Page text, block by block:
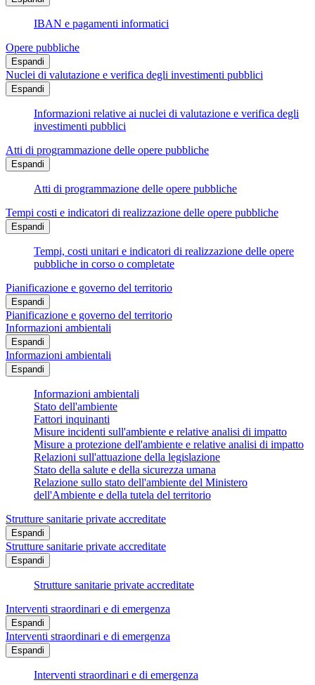
IBAN e pagamenti informatici
Opere pubbliche
Espandi
Nuclei di valutazione e verifica degli investimenti pubblici
Espandi
Informazioni relative ai nuclei di valutazione e verifica degli
investimenti pubblici
Atti di programmazione delle opere pubbliche
Espandi
Atti di programmazione delle opere pubbliche
Tempi costi e indicatori di realizzazione delle opere pubbliche
Espandi
Tempi, costi unitari e indicatori di realizzazione delle opere
pubbliche in corso o completate
Pianificazione e governo del territorio
Espandi
Pianificazione e governo del territorio
Informazioni ambientali
Espandi
Informazioni ambientali
Espandi
Informazioni ambientali
Stato dell'ambiente
Fattori inquinanti
Misure incidenti sull'ambiente e relative analisi di impatto
Misure a protezione dell'ambiente e relative analisi di impatto
Relazioni sull'attuazione della legislazione
Stato della salute e della sicurezza umana
Relazione sullo stato dell'ambiente del Ministero
dell'Ambiente e della tutela del territorio
Strutture sanitarie private accreditate
Espandi
Strutture sanitarie private accreditate
Espandi
Strutture sanitarie private accreditate
Interventi straordinari e di emergenza
Espandi
Interventi straordinari e di emergenza
Espandi
Interventi straordinari e di emergenza